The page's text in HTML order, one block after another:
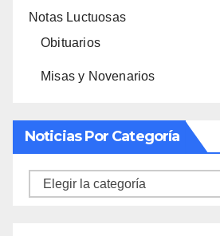
Notas Luctuosas
Obituarios
Misas y Novenarios
Noticias Por Categoría
Noticias